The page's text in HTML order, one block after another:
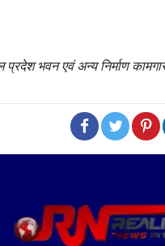
भवन एवं अन्य निर्माण